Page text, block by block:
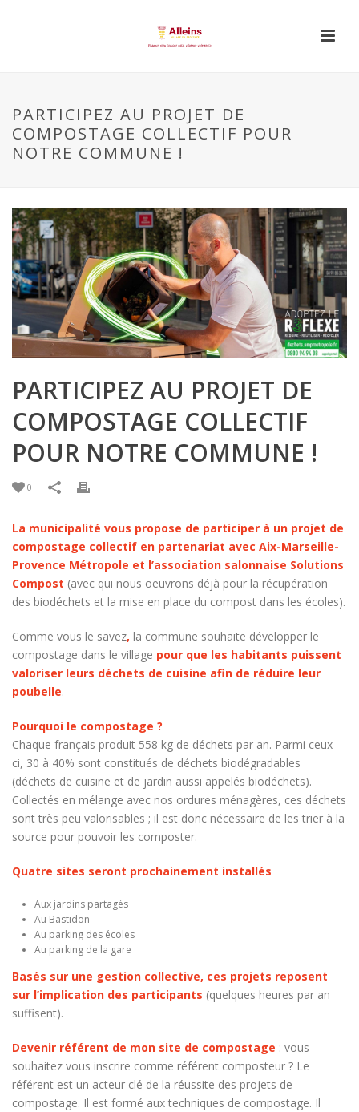
PARTICIPEZ AU PROJET DE
COMPOSTAGE COLLECTIF POUR
NOTRE COMMUNE !
PARTICIPEZ AU PROJET DE
COMPOSTAGE COLLECTIF
POUR NOTRE COMMUNE !
0
La municipalité vous propose de participer à un projet de
compostage collectif en partenariat avec Aix-Marseille-
Provence Métropole et l’association salonnaise Solutions
Compost (avec qui nous oeuvrons déjà pour la récupération
des biodéchets et la mise en place du compost dans les écoles).
Comme vous le savez, la commune souhaite développer le
compostage dans le village pour que les habitants puissent
valoriser leurs déchets de cuisine afin de réduire leur
poubelle.
Pourquoi le compostage ?
Chaque français produit 558 kg de déchets par an. Parmi ceux-
ci, 30 à 40% sont constitués de déchets biodégradables
(déchets de cuisine et de jardin aussi appelés biodéchets).
Collectés en mélange avec nos ordures ménagères, ces déchets
sont très peu valorisables ; il est donc nécessaire de les trier à la
source pour pouvoir les composter.
Quatre sites seront prochainement installés
Aux jardins partagés
Au Bastidon
Au parking des écoles
Au parking de la gare
Basés sur une gestion collective, ces projets reposent
sur l’implication des participants (quelques heures par an
suffisent).
Devenir référent de mon site de compostage : vous
souhaitez vous inscrire comme référent composteur ? Le
référent est un acteur clé de la réussite des projets de
compostage. Il est formé aux techniques de compostage. Il